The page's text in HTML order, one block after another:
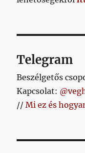
Telegram
Beszélgetős
Kapcsolat:
//Mi ez és